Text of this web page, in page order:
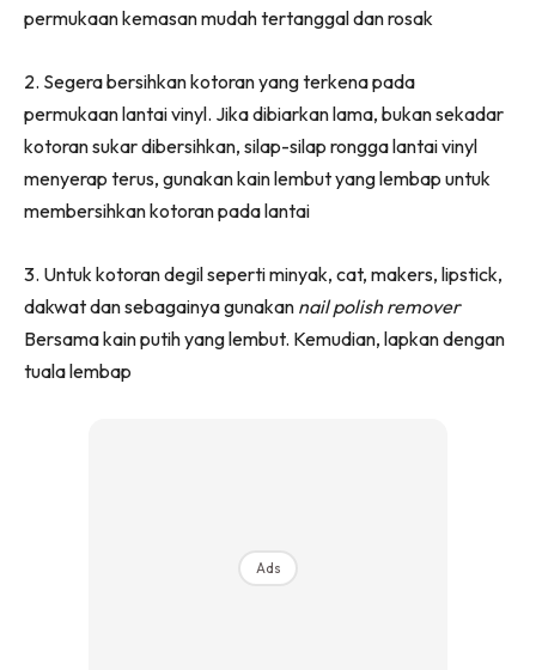
Video
Buat Sendiri
Ilham Impiana
Ilham Impiana 360
Ilham Impiana Inspirasi Selebriti
Impiana TV
Impiana MakeOver
Lahar Dekor
Sembang Dekor
Hub Ideaktiv
permukaan kemasan mudah tertanggal dan rosak
2. Segera bersihkan kotoran yang terkena pada
permukaan lantai vinyl. Jika dibiarkan lama, bukan sekadar
kotoran sukar dibersihkan, silap-silap rongga lantai vinyl
menyerap terus, gunakan kain lembut yang lembap untuk
membersihkan kotoran pada lantai
3. Untuk kotoran degil seperti minyak, cat, makers, lipstick,
dakwat dan sebagainya gunakan nail polish remover
Bersama kain putih yang lembut. Kemudian, lapkan dengan
tuala lembap
Ads